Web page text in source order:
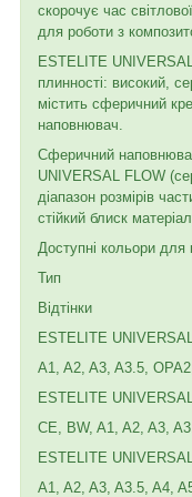
скорочує час
для роботи з
ESTELITE
плинності: високий,
містить сферичний
наповнювач.
Сферичний
UNIVERSAL FLOW
діапазон розмірів
стійкий блиск
Доступні кольори для
Тип
Відтінки
ESTELITE
A1, A2, A3, A3.5,
ESTELITE
CE, BW, A1, A2, A3,
ESTELITE
A1, A2, A3, A3.5, A4,